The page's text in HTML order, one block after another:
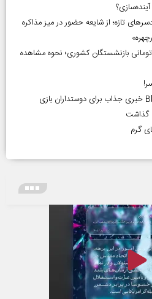
تازه؛ از شایعه حضور در میز مذاکره
ضروری ۷۵ میلیون تومانی بازنشستگان کشوری؛ نحوه مشاهده
گذاشت
گرم